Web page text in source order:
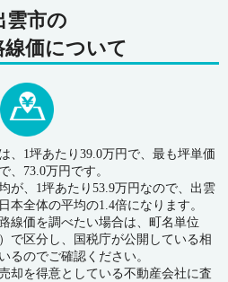
雲市の
線価について
、1坪あたり39.0万円で、最も坪単価
、73.0万円です。
が、1坪あたり53.9万円なので、出雲
本全体の平均の1.4倍になります。
線価を調べたい場合は、町名単位
で区分し、国税庁が公開している相
るのでご確認ください。
却を得意としている不動産会社に査